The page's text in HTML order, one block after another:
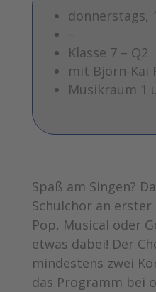
donnerstags,
–
Klasse 7 – Q2
mit Björn-Kai
Musikraum 1
Spaß am Singen?
Schulchor an erster
Pop, Musical oder
etwas dabei! Der
mindestens zwei
das Programm bei